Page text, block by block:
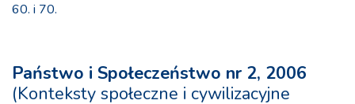
60. i 70.
Państwo i Społeczeństwo nr 2, 2006
(Konteksty społeczne i cywilizacyjne